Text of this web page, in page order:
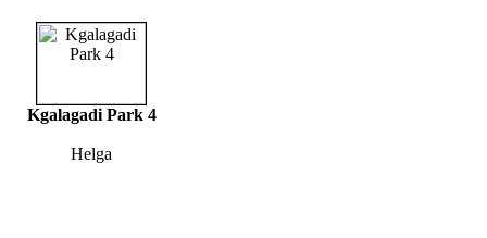
Kgalagadi Park 4
Helga